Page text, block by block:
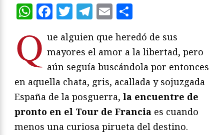
WhatsApp
Facebook
Twitter
Telegram
Email
Q ue alguien que heredó de sus
mayores el amor a la libertad, pero
aún seguía buscándola por entonces
en aquella chata, gris, acallada y sojuzgada
España de la posguerra, la encuentre de
pronto en el Tour de Francia es cuando
menos una curiosa pirueta del destino.